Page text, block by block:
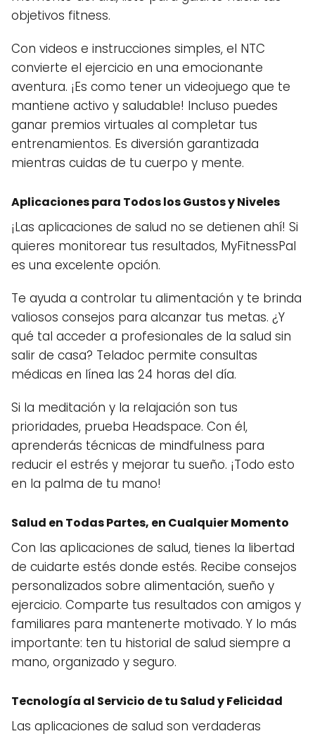
objetivos fitness.
Con videos e instrucciones simples, el NTC
convierte el ejercicio en una emocionante
aventura. ¡Es como tener un videojuego que te
mantiene activo y saludable! Incluso puedes
ganar premios virtuales al completar tus
entrenamientos. Es diversión garantizada
mientras cuidas de tu cuerpo y mente.
Aplicaciones para Todos los Gustos y Niveles
¡Las aplicaciones de salud no se detienen ahí! Si
quieres monitorear tus resultados, MyFitnessPal
es una excelente opción.
Te ayuda a controlar tu alimentación y te brinda
valiosos consejos para alcanzar tus metas. ¿Y
qué tal acceder a profesionales de la salud sin
salir de casa? Teladoc permite consultas
médicas en línea las 24 horas del día.
Si la meditación y la relajación son tus
prioridades, prueba Headspace. Con él,
aprenderás técnicas de mindfulness para
reducir el estrés y mejorar tu sueño. ¡Todo esto
en la palma de tu mano!
Salud en Todas Partes, en Cualquier Momento
Con las aplicaciones de salud, tienes la libertad
de cuidarte estés donde estés. Recibe consejos
personalizados sobre alimentación, sueño y
ejercicio. Comparte tus resultados con amigos y
familiares para mantenerte motivado. Y lo más
importante: ten tu historial de salud siempre a
mano, organizado y seguro.
Tecnología al Servicio de tu Salud y Felicidad
Las aplicaciones de salud son verdaderas